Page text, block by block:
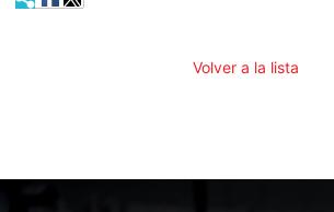
Volver a la lista